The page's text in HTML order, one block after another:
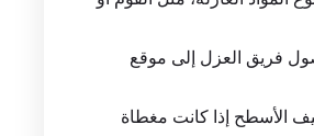
فريق العزل إلى موقع
الأسطح إذا كانت مغطاة